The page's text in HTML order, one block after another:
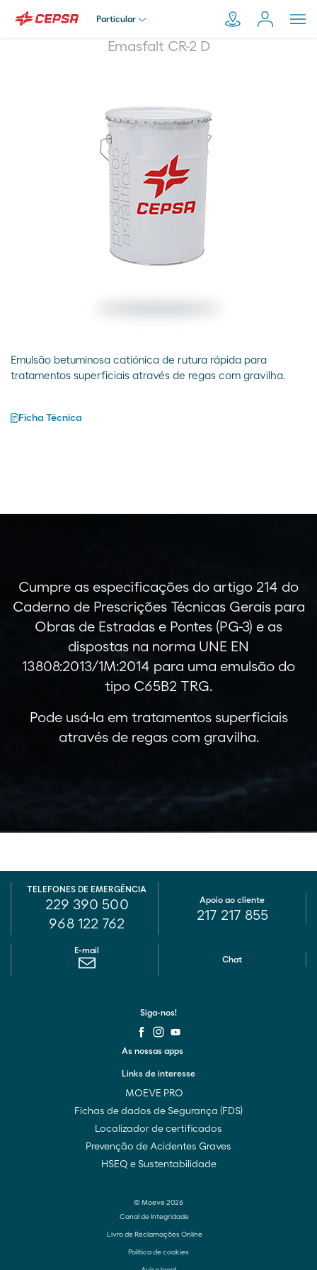
Particular
Empresa
Distribuidor
Transportador
Emasfalt CR-2 D
Emulsão betuminosa catiónica de rutura rápida para
tratamentos superficiais através de regas com gravilha.
Ficha Técnica
Cumpre as especificações do artigo 214 do
Caderno de Prescrições Técnicas Gerais para
Obras de Estradas e Pontes (PG-3) e as
dispostas na norma UNE EN
13808:2013/1M:2014 para uma emulsão do
tipo C65B2 TRG.
Pode usá-la em tratamentos superficiais
através de regas com gravilha.
TELEFONES DE EMERGÊNCIA
229 390 500
968 122 762
E-mail
Chat
Apoio ao cliente
217 217 855
Links de interesse
MOEVE PRO
Fichas de dados de Segurança (FDS)
Localizador de certificados
Prevenção de Acidentes Graves
HSEQ e Sustentabilidade
As nossas apps
Siga-nos!
© Moeve 2026
Canal de Integridade
Livro de Reclamações Online
Política de cookies